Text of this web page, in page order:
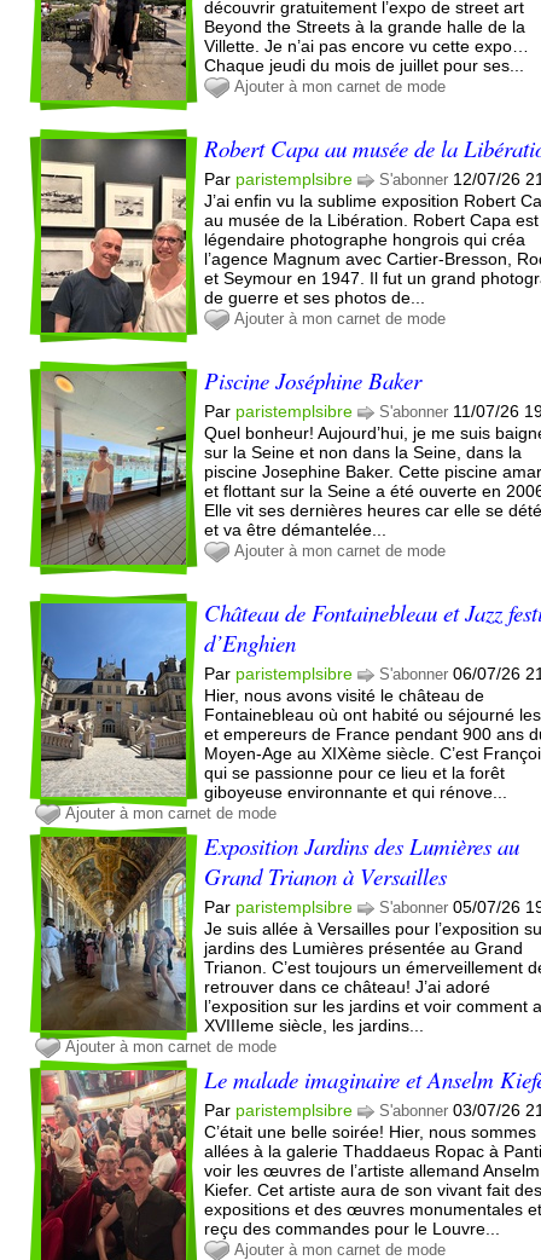
découvrir gratuitement l’expo de street art
Beyond the Streets à la grande halle de la
Villette. Je n’ai pas encore vu cette expo…
Chaque jeudi du mois de juillet pour ses...
Ajouter à mon carnet de mode
Robert Capa au musée de la
Par paristemplsibre S'abonner 12/07/26
J’ai enfin vu la sublime exposition Robert
au musée de la Libération. Robert Capa
légendaire photographe hongrois qui créa
l’agence Magnum avec Cartier-Bresson,
et Seymour en 1947. Il fut un grand
de guerre et ses photos de...
Ajouter à mon carnet de mode
Piscine Joséphine Baker
Par paristemplsibre S'abonner 11/07/26
Quel bonheur! Aujourd’hui, je me suis
sur la Seine et non dans la Seine, dans la
piscine Josephine Baker. Cette piscine
et flottant sur la Seine a été ouverte en
Elle vit ses dernières heures car elle se
et va être démantelée...
Ajouter à mon carnet de mode
Château de Fontainebleau et Jazz
d’Enghien
Par paristemplsibre S'abonner 06/07/26
Hier, nous avons visité le château de
Fontainebleau où ont habité ou séjourné
et empereurs de France pendant 900 ans
Moyen-Age au XIXème siècle. C’est
qui se passionne pour ce lieu et la forêt
giboyeuse environnante et qui rénove...
Ajouter à mon carnet de mode
Exposition Jardins des Lumières au
Grand Trianon à Versailles
Par paristemplsibre S'abonner 05/07/26
Je suis allée à Versailles pour l’exposition
jardins des Lumières présentée au Grand
Trianon. C’est toujours un émerveillement
retrouver dans ce château! J’ai adoré
l’exposition sur les jardins et voir comment
XVIIIeme siècle, les jardins...
Ajouter à mon carnet de mode
Le malade imaginaire et Anselm
Par paristemplsibre S'abonner 03/07/26
C’était une belle soirée! Hier, nous sommes
allées à la galerie Thaddaeus Ropac à
voir les œuvres de l’artiste allemand Anselm
Kiefer. Cet artiste aura de son vivant fait
expositions et des œuvres monumentales
reçu des commandes pour le Louvre...
Ajouter à mon carnet de mode